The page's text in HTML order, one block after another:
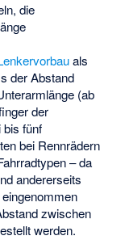
die
als
der Abstand
(ab
der
fünf
bei Rennrädern
– da
andererseits
zwischen
werden.